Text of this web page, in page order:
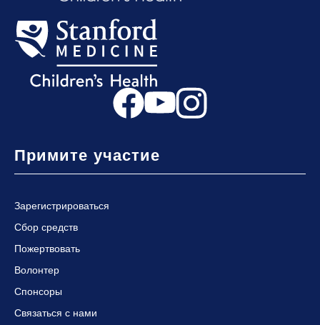
Примите участие
Зарегистрироваться
Сбор средств
Пожертвовать
Волонтер
Спонсоры
Связаться с нами